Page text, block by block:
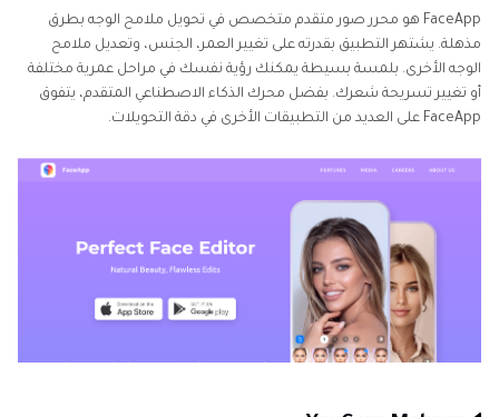
FaceApp هو محرر صور متقدم متخصص في تحويل ملامح الوجه بطرق
مذهلة. يشتهر التطبيق بقدرته على تغيير العمر، الجنس، وتعديل ملامح
الوجه الأخرى. بلمسة بسيطة يمكنك رؤية نفسك في مراحل عمرية مختلفة
أو تغيير تسريحة شعرك. بفضل محرك الذكاء الاصطناعي المتقدم، يتفوق
FaceApp على العديد من التطبيقات الأخرى في دقة التحويلات.